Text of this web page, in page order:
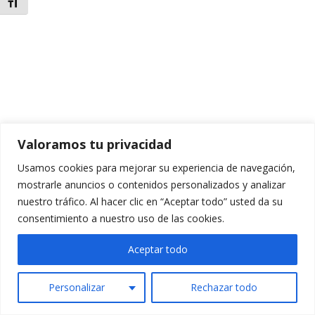
Valoramos tu privacidad
Usamos cookies para mejorar su experiencia de navegación,
mostrarle anuncios o contenidos personalizados y analizar
nuestro tráfico. Al hacer clic en “Aceptar todo” usted da su
consentimiento a nuestro uso de las cookies.
Personalizar Rechazar todo
Aceptar todo
Alternar tamaño de letra